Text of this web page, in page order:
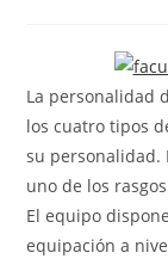
La personalidad
los cuatro tipos
su personalidad.
uno de los
El equipo
equipación a